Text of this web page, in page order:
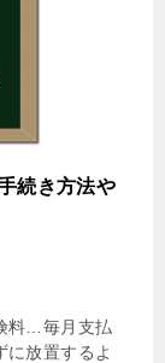
続き方法や
料…毎月支払
に放置するよ